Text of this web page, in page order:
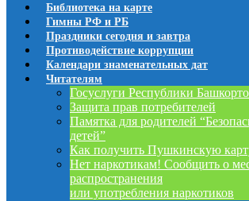
Библиотека на карте
Гимны РФ и РБ
Праздники сегодня и завтра
Противодействие коррупции
Календари знаменательных дат
Читателям
Госуслуги Республики
Защита прав потребителей
Памятка для родителей
детей”
Как получить Пушкинскую
Нет наркотикам! Сообщить о
распространения
или употребления наркотиков